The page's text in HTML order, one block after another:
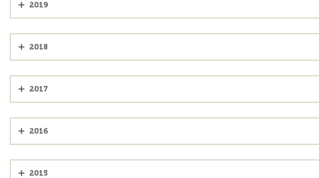
2019
2018
2017
2016
2015